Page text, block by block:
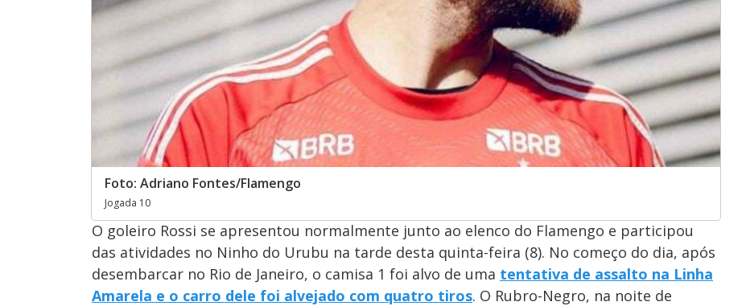
Foto: Adriano Fontes/Flamengo
Jogada 10
O goleiro Rossi se apresentou normalmente junto ao elenco do Flamengo e participou
das atividades no Ninho do Urubu na tarde desta quinta-feira (8). No começo do dia, após
desembarcar no Rio de Janeiro, o camisa 1 foi alvo de uma tentativa de assalto na Linha
Amarela e o carro dele foi alvejado com quatro tiros. O Rubro-Negro, na noite de